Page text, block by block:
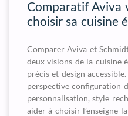
Comparatif Aviva
choisir sa cuisine
Comparer Aviva et
deux visions de la cuisine
précis et design
perspective configuration
personnalisation, style
aider à choisir l’enseigne